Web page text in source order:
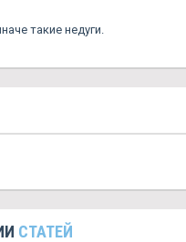
такие недуги.
СТАТЕЙ